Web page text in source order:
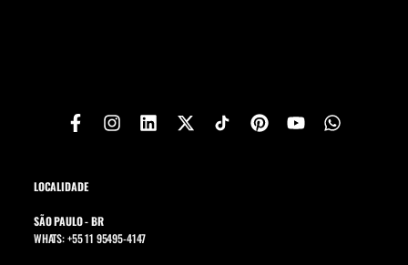
LOCALIDADE
SÃO PAULO - BR
WHATS: +55 11 95495-4147